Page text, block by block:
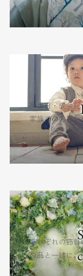
誕生日・成長
家族でのお祝
それぞれの節
の品と一緒に。